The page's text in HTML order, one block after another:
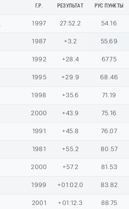
8
Г.Р. РЕЗУЛЬТАТ РУС ПУНКТЫ
1997 27:52.2 54.16
1987 +3.2 55.69
1992 +28.4 67.75
1995 +29.9 68.46
1998 +35.6 71.19
2000 +43.9 75.16
1991 +45.8 76.07
1981 +55.2 80.57
2000 +57.2 81.53
1999 +01:02.0 83.82
2001 +01:12.3 88.75